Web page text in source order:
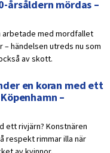
årsåldern mördas –
arbetade med mordfallet
händelsen utreds nu som
av skott.
en koran med ett
–
ett rivjärn? Konstnären
respekt rimmar illa när